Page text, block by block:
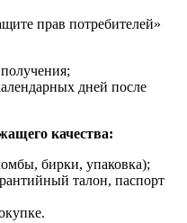
прав потребителей»
дней после
качества:
бирки, упаковка);
талон, паспорт